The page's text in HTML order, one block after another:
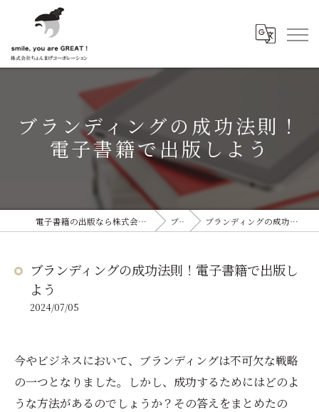
ブランディングの成功法則！
電子書籍で出版しよう
電子書籍の出版なら株式会社ちょんまげコーポレーション ブログ ブランディングの成功法則！電子書籍で出版しよう
ブランディングの成功法則！電子書籍で出版し
よう
2024/07/05
今やビジネスにおいて、ブランディングは不可欠な戦略
の一つとなりました。しかし、成功するためにはどのよ
うな方法があるのでしょうか？その答えをまとめたの